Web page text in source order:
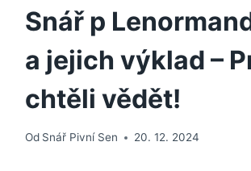
Snář p
a jejich výklad –
chtěli vědět!
Od Snář Pivní Sen 20. 12. 2024